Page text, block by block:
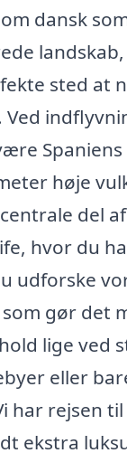
dansk
sted at
høje
del
hvor du
udforske
gør det
lige ved
eller
har rejsen
ekstra